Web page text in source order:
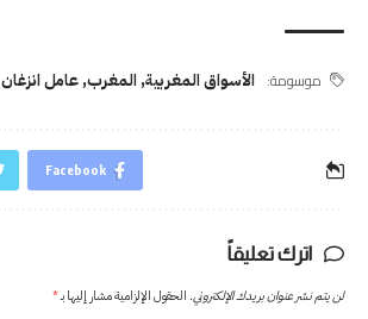
موسومة: الأسواق المغربية,المغرب,عامل انزغان
Facebook
اترك تعليقاً
لن يتم نشر عنوان بريدك الإلكتروني. الحقول الإلزامية مشار إليها بـ*